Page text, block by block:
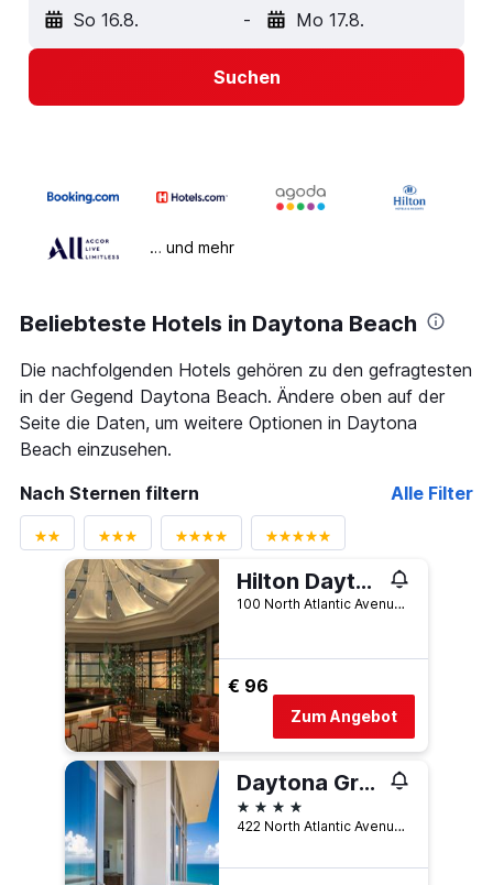
So 16.8. - Mo 17.8.
Suchen
… und mehr
Beliebteste Hotels in Daytona Beach
Die nachfolgenden Hotels gehören zu den gefragtesten
in der Gegend Daytona Beach. Ändere oben auf der
Seite die Daten, um weitere Optionen in Daytona
Beach einzusehen.
Nach Sternen filtern
Alle Filter
Hilton Daytona Beach Oceanfront Resort
100 North Atlantic Avenue, Daytona Beach, FL, USA
€ 96
Zum Angebot
Daytona Grande Oceanfront Resort
4 Sterne
422 North Atlantic Avenue, Daytona Beach, FL, USA